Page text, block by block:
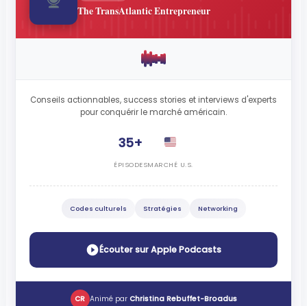
The TransAtlantic Entrepreneur
Conseils actionnables, success stories et interviews d'experts
pour conquérir le marché américain.
35+
ÉPISODESMARCHÉ U.S.
Codes culturels Stratégies Networking
Écouter sur Apple Podcasts
CR Animé par Christina Rebuffet-Broadus